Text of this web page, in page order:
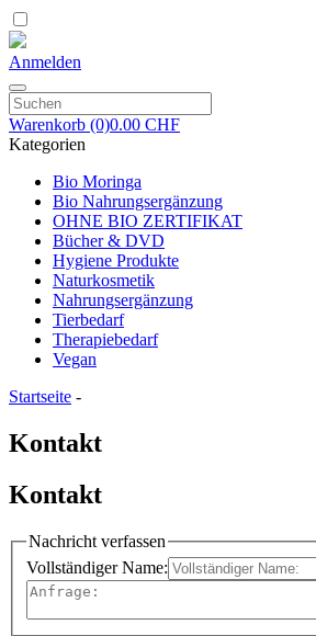
Anmelden
Warenkorb (0)0.00 CHF
Kategorien
Bio Moringa
Bio Nahrungsergänzung
OHNE BIO ZERTIFIKAT
Bücher & DVD
Hygiene Produkte
Naturkosmetik
Nahrungsergänzung
Tierbedarf
Therapiebedarf
Vegan
Startseite -
Kontakt
Kontakt
Nachricht verfassen
Vollständiger Name: